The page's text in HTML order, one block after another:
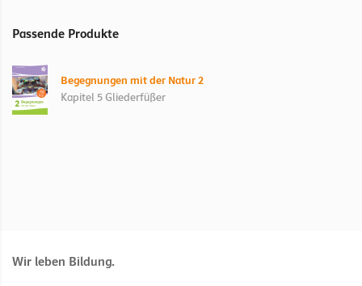
Passende Produkte
Begegnungen mit der Natur 2
Kapitel 5 Gliederfüßer
Wir leben Bildung.